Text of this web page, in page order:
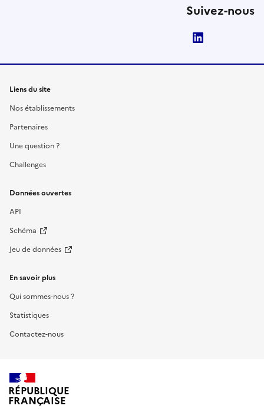
Suivez-nous
Liens du site
Nos établissements
Partenaires
Une question ?
Challenges
Données ouvertes
API
Schéma
Jeu de données
En savoir plus
Qui sommes-nous ?
Statistiques
Contactez-nous
RÉPUBLIQUE
FRANÇAISE